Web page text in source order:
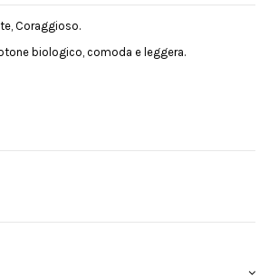
Coraggioso.
biologico, comoda e leggera.